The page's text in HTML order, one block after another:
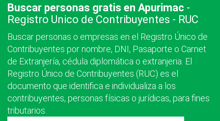
Buscar personas gratis en Apurimac -
Registro Unico de Contribuyentes - RUC
Buscar personas o empresas en el Registro Único de
Contribuyentes por nombre, DNI, Pasaporte o Carnet
de Extranjería, cédula diplomática o extranjeria. El
Registro Único de Contribuyentes (RUC) es el
documento que identifica e individualiza a los
contribuyentes, personas físicas o jurídicas, para fines
tributarios.